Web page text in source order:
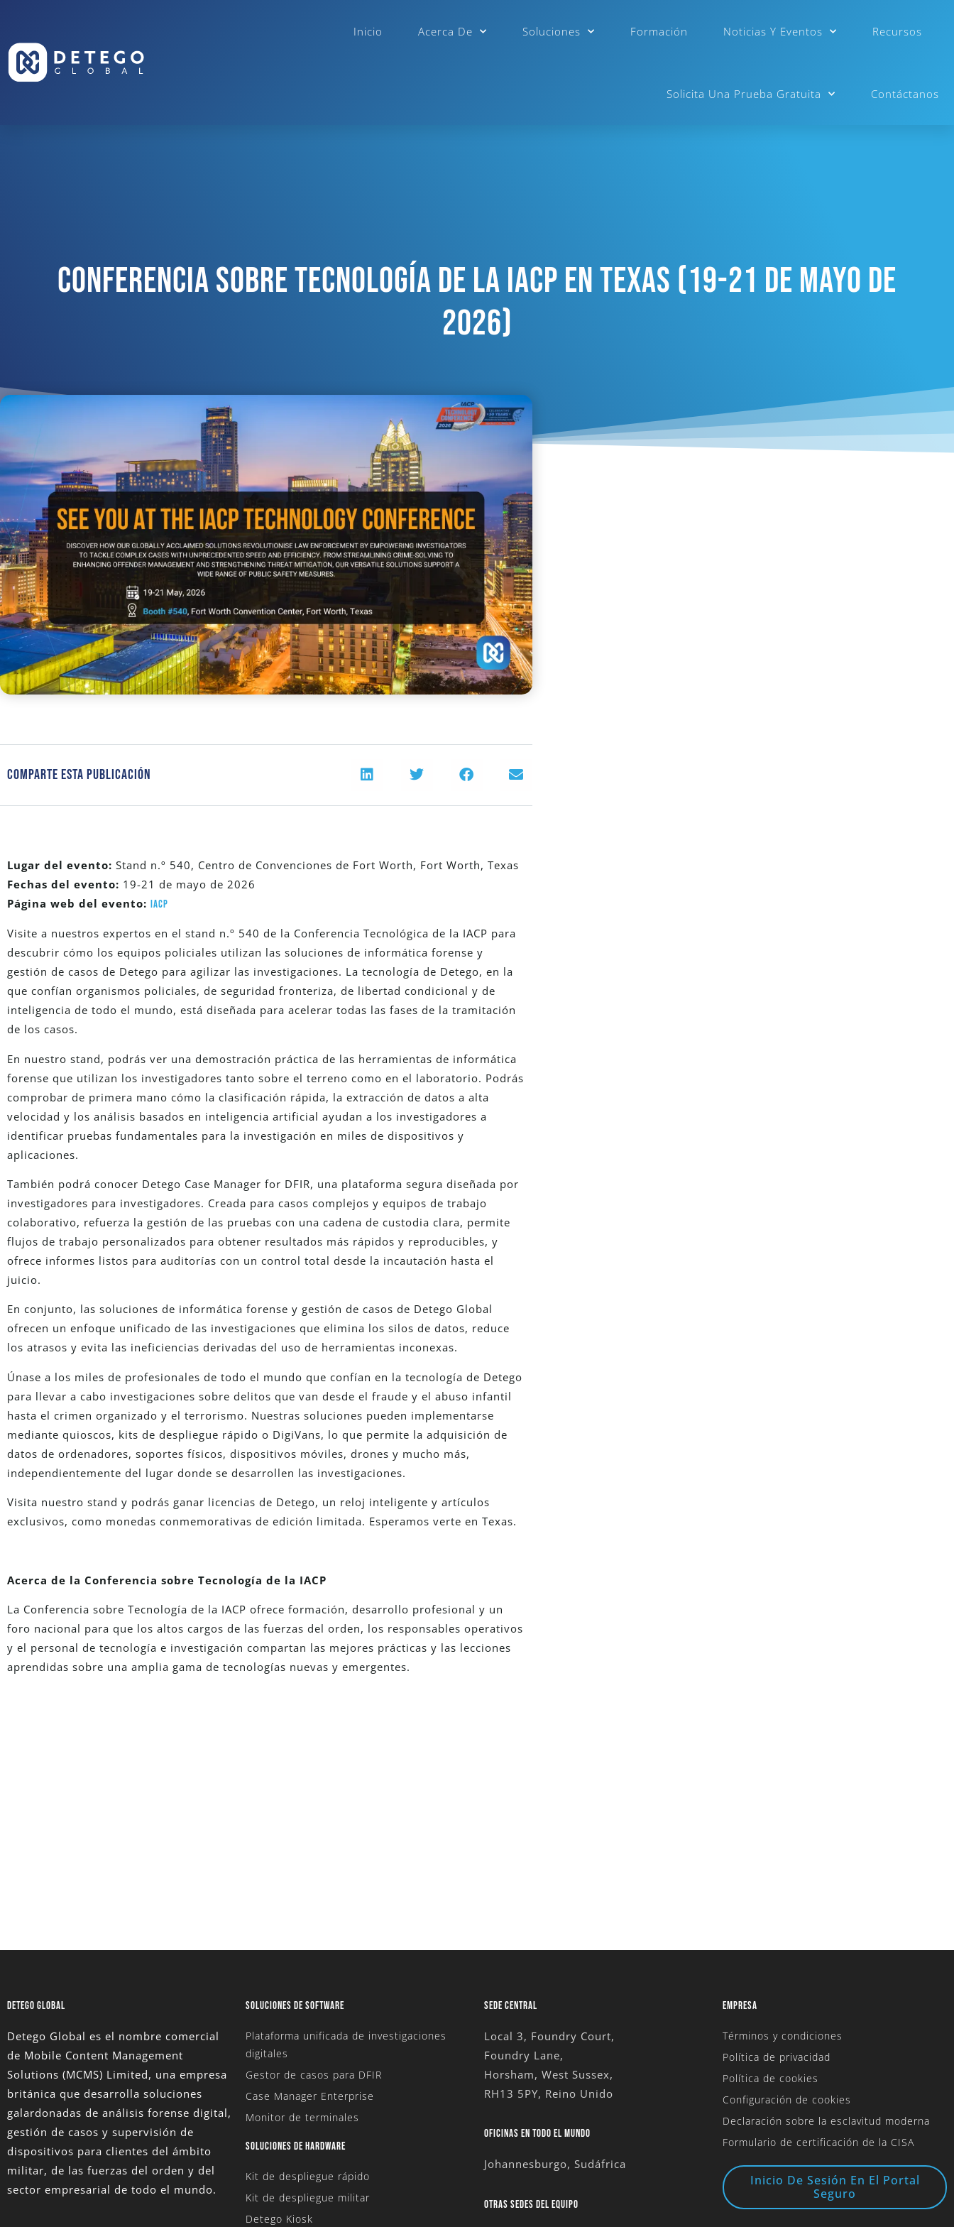
Inicio Acerca De Soluciones Formación Noticias Y Eventos Recursos
Solicita Una Prueba Gratuita Contáctanos
Conferencia Sobre Tecnología De La IACP En Texas (19-21 De Mayo De
2026)
Comparte Esta Publicación
Lugar del evento: Stand n.º 540, Centro de Convenciones de Fort Worth, Fort Worth, Texas
Fechas del evento: 19-21 de mayo de 2026
Página web del evento: IACP
Visite a nuestros expertos en el stand n.º 540 de la Conferencia Tecnológica de la IACP para
descubrir cómo los equipos policiales utilizan las soluciones de informática forense y
gestión de casos de Detego para agilizar las investigaciones. La tecnología de Detego, en la
que confían organismos policiales, de seguridad fronteriza, de libertad condicional y de
inteligencia de todo el mundo, está diseñada para acelerar todas las fases de la tramitación
de los casos.
En nuestro stand, podrás ver una demostración práctica de las herramientas de informática
forense que utilizan los investigadores tanto sobre el terreno como en el laboratorio. Podrás
comprobar de primera mano cómo la clasificación rápida, la extracción de datos a alta
velocidad y los análisis basados en inteligencia artificial ayudan a los investigadores a
identificar pruebas fundamentales para la investigación en miles de dispositivos y
aplicaciones.
También podrá conocer Detego Case Manager for DFIR, una plataforma segura diseñada por
investigadores para investigadores. Creada para casos complejos y equipos de trabajo
colaborativo, refuerza la gestión de las pruebas con una cadena de custodia clara, permite
flujos de trabajo personalizados para obtener resultados más rápidos y reproducibles, y
ofrece informes listos para auditorías con un control total desde la incautación hasta el
juicio.
En conjunto, las soluciones de informática forense y gestión de casos de Detego Global
ofrecen un enfoque unificado de las investigaciones que elimina los silos de datos, reduce
los atrasos y evita las ineficiencias derivadas del uso de herramientas inconexas.
Únase a los miles de profesionales de todo el mundo que confían en la tecnología de Detego
para llevar a cabo investigaciones sobre delitos que van desde el fraude y el abuso infantil
hasta el crimen organizado y el terrorismo. Nuestras soluciones pueden implementarse
mediante quioscos, kits de despliegue rápido o DigiVans, lo que permite la adquisición de
datos de ordenadores, soportes físicos, dispositivos móviles, drones y mucho más,
independientemente del lugar donde se desarrollen las investigaciones.
Visita nuestro stand y podrás ganar licencias de Detego, un reloj inteligente y artículos
exclusivos, como monedas conmemorativas de edición limitada. Esperamos verte en Texas.
Acerca de la Conferencia sobre Tecnología de la IACP
La Conferencia sobre Tecnología de la IACP ofrece formación, desarrollo profesional y un
foro nacional para que los altos cargos de las fuerzas del orden, los responsables operativos
y el personal de tecnología e investigación compartan las mejores prácticas y las lecciones
aprendidas sobre una amplia gama de tecnologías nuevas y emergentes.
DETEGO GLOBAL
Detego Global es el nombre comercial
de Mobile Content Management
Solutions (MCMS) Limited, una empresa
británica que desarrolla soluciones
galardonadas de análisis forense digital,
gestión de casos y supervisión de
dispositivos para clientes del ámbito
militar, de las fuerzas del orden y del
sector empresarial de todo el mundo.
SOLUCIONES DE SOFTWARE
Plataforma unificada de investigaciones
digitales
Gestor de casos para DFIR
Case Manager Enterprise
Monitor de terminales
SOLUCIONES DE HARDWARE
Kit de despliegue rápido
Kit de despliegue militar
Detego Kiosk
SEDE CENTRAL
Local 3, Foundry Court,
Foundry Lane,
Horsham, West Sussex,
RH13 5PY, Reino Unido
OFICINAS EN TODO EL MUNDO
Johannesburgo, Sudáfrica
OTRAS SEDES DEL EQUIPO
EMPRESA
Términos y condiciones
Política de privacidad
Política de cookies
Configuración de cookies
Declaración sobre la esclavitud moderna
Formulario de certificación de la CISA
Inicio De Sesión En El Portal
Seguro